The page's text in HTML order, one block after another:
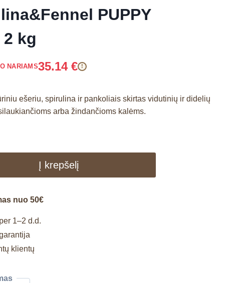
PUPPY
2 kg
NARIAMS35.14 € !
ešeriu, spirulina ir pankoliais skirtas vidutinių ir didelių
arba žindančioms kalėms.
Į krepšelį
nuo 50€
1–2 d.d.
klientų